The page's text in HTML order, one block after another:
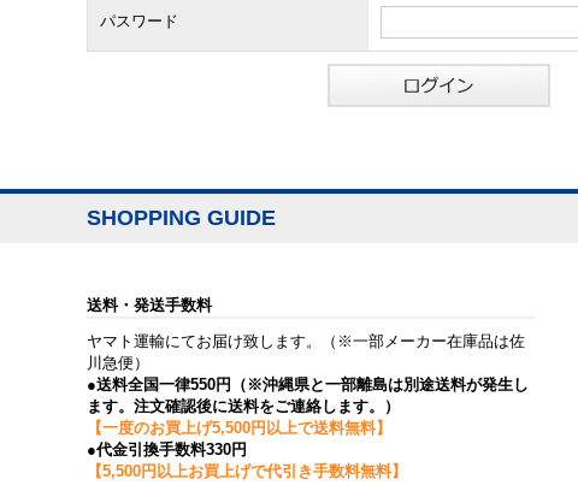
パスワード
SHOPPING GUIDE
送料・発送手数料
ヤマト運輸にてお届け致します。（※一部メーカー在庫品は佐
川急便）
●送料全国一律550円（※沖縄県と一部離島は別途送料が発生し
ます。注文確認後に送料をご連絡します。）
【一度のお買上げ5,500円以上で送料無料】
●代金引換手数料330円
【5,500円以上お買上げで代引き手数料無料】